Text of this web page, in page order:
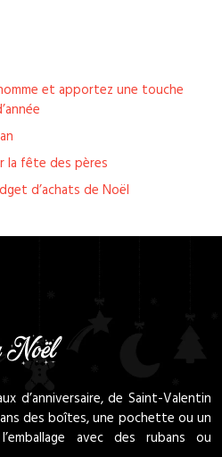
et apportez une touche
la fête des pères
d’achats de Noël
d’anniversaire, de Saint-Valentin
des boîtes, une pochette ou un
avec des rubans ou